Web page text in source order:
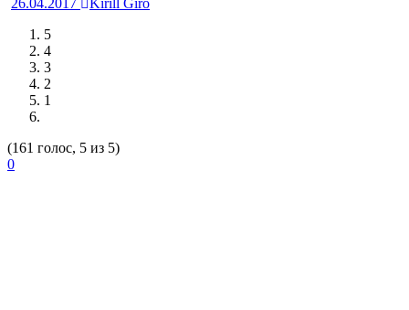
26.04.2017
Kirill Giro
5
4
3
2
1
(161 голос, 5 из 5)
0